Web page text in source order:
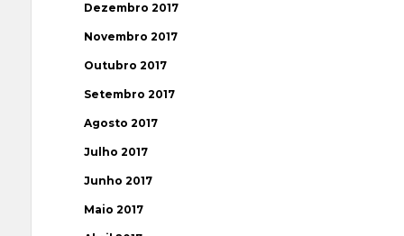
Dezembro 2017
Novembro 2017
Outubro 2017
Setembro 2017
Agosto 2017
Julho 2017
Junho 2017
Maio 2017